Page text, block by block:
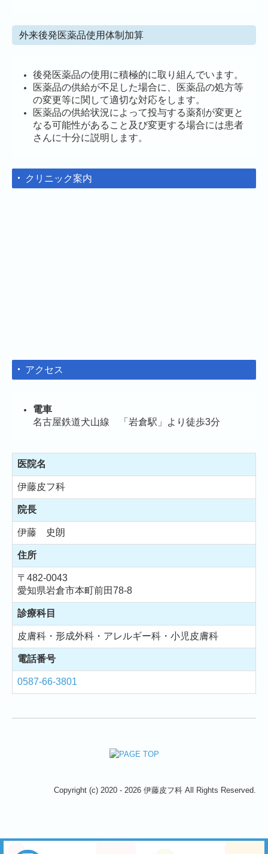
外来後発医薬品使用体制加算
後発医薬品の使用に積極的に取り組んでいます。
医薬品の供給が不足した場合に、医薬品の処方等
の変更等に関して適切な対応をします。
医薬品の供給状況によって投与する薬剤が変更と
なる可能性があること及び変更する場合には患者
さんに十分に説明します。
クリニック案内
アクセス
電車
名古屋鉄道犬山線 「岩倉駅」より徒歩3分
医院名
伊藤皮フ科
院長
伊藤 史朗
住所
〒482-0043
愛知県岩倉市本町前田78-8
診療科目
皮膚科・形成外科・アレルギー科・小児皮膚科
電話番号
0587-66-3801
Copyright (c) 2020 - 2026 伊藤皮フ科 All Rights Reserved.